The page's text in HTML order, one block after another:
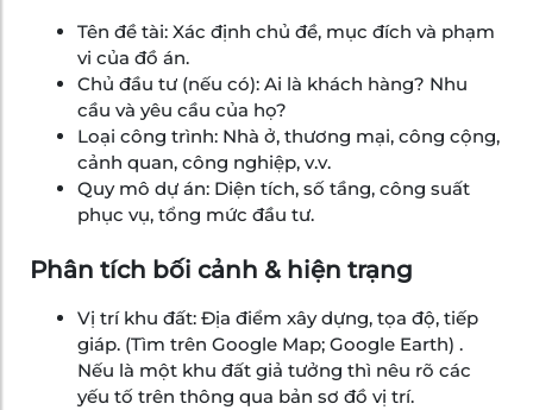
Tên đề tài: Xác định chủ đề, mục đích và phạm
vi của đồ án.
Chủ đầu tư (nếu có): Ai là khách hàng? Nhu
cầu và yêu cầu của họ?
Loại công trình: Nhà ở, thương mại, công cộng,
cảnh quan, công nghiệp, v.v.
Quy mô dự án: Diện tích, số tầng, công suất
phục vụ, tổng mức đầu tư.
Phân tích bối cảnh & hiện trạng
Vị trí khu đất: Địa điểm xây dựng, tọa độ, tiếp
giáp. (Tìm trên Google Map; Google Earth) .
Nếu là một khu đất giả tưởng thì nêu rõ các
yếu tố trên thông qua bản sơ đồ vị trí.